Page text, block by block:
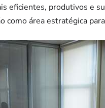
eficientes, produtivos e
como área estratégica